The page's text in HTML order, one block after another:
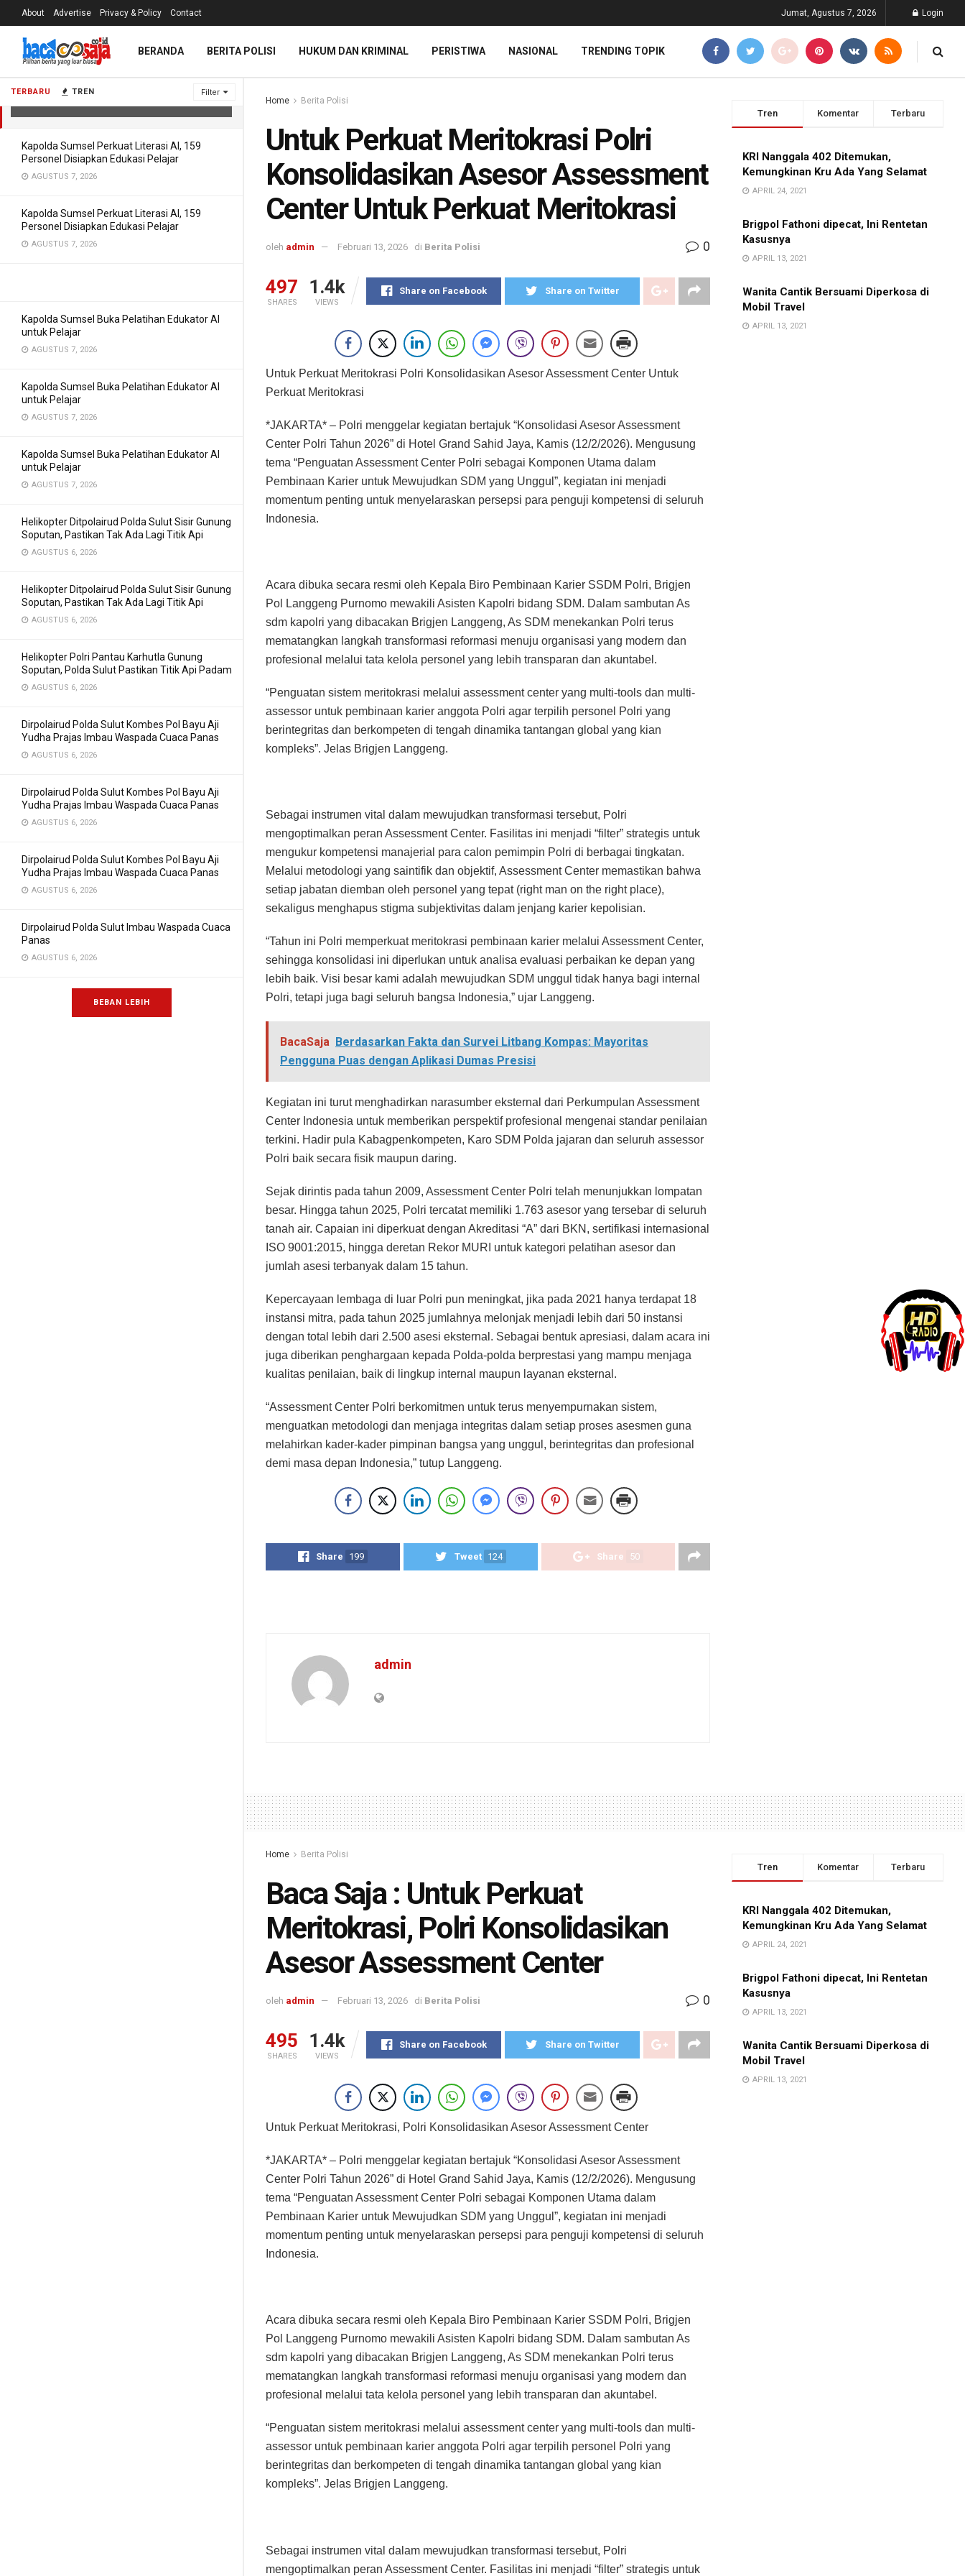
TERBARU TREN Filter
Untuk Perkuat Meritokrasi Polri
Konsolidasikan Asesor Assessment
Kapolda Sumsel Perkuat Literasi AI, 159
Personel Disiapkan Edukasi Pelajar
AGUSTUS 7, 2026
Kapolda Sumsel Perkuat Literasi AI, 159
Personel Disiapkan Edukasi Pelajar
AGUSTUS 7, 2026
Kapolda Sumsel Buka Pelatihan Edukator AI
untuk Pelajar
AGUSTUS 7, 2026
Kapolda Sumsel Buka Pelatihan Edukator AI
untuk Pelajar
AGUSTUS 7, 2026
Kapolda Sumsel Buka Pelatihan Edukator AI
untuk Pelajar
AGUSTUS 7, 2026
Helikopter Ditpolairud Polda Sulut Sisir Gunung
Soputan, Pastikan Tak Ada Lagi Titik Api
AGUSTUS 6, 2026
Helikopter Ditpolairud Polda Sulut Sisir Gunung
Soputan, Pastikan Tak Ada Lagi Titik Api
AGUSTUS 6, 2026
Helikopter Polri Pantau Karhutla Gunung
Soputan, Polda Sulut Pastikan Titik Api Padam
AGUSTUS 6, 2026
Dirpolairud Polda Sulut Kombes Pol Bayu Aji
Yudha Prajas Imbau Waspada Cuaca Panas
AGUSTUS 6, 2026
Dirpolairud Polda Sulut Kombes Pol Bayu Aji
Yudha Prajas Imbau Waspada Cuaca Panas
AGUSTUS 6, 2026
Dirpolairud Polda Sulut Kombes Pol Bayu Aji
Yudha Prajas Imbau Waspada Cuaca Panas
AGUSTUS 6, 2026
Dirpolairud Polda Sulut Imbau Waspada Cuaca
Panas
AGUSTUS 6, 2026
BEBAN LEBIH
About Advertise Privacy & Policy Contact Jumat, Agustus 7, 2026 Login
BERANDA BERITA POLISI HUKUM DAN KRIMINAL PERISTIWA NASIONAL TRENDING TOPIK
Home Berita Polisi
Untuk Perkuat Meritokrasi Polri
Konsolidasikan Asesor Assessment
Center Untuk Perkuat Meritokrasi
oleh admin Februari 13, 2026 di Berita Polisi 0
497
SHARES
1.4k
VIEWS
Share on Facebook Share on Twitter
Untuk Perkuat Meritokrasi Polri Konsolidasikan Asesor Assessment Center Untuk
Perkuat Meritokrasi
*JAKARTA* – Polri menggelar kegiatan bertajuk “Konsolidasi Asesor Assessment
Center Polri Tahun 2026” di Hotel Grand Sahid Jaya, Kamis (12/2/2026). Mengusung
tema “Penguatan Assessment Center Polri sebagai Komponen Utama dalam
Pembinaan Karier untuk Mewujudkan SDM yang Unggul”, kegiatan ini menjadi
momentum penting untuk menyelaraskan persepsi para penguji kompetensi di seluruh
Indonesia.
Acara dibuka secara resmi oleh Kepala Biro Pembinaan Karier SSDM Polri, Brigjen
Pol Langgeng Purnomo mewakili Asisten Kapolri bidang SDM. Dalam sambutan As
sdm kapolri yang dibacakan Brigjen Langgeng, As SDM menekankan Polri terus
mematangkan langkah transformasi reformasi menuju organisasi yang modern dan
profesional melalui tata kelola personel yang lebih transparan dan akuntabel.
“Penguatan sistem meritokrasi melalui assessment center yang multi-tools dan multi-
assessor untuk pembinaan karier anggota Polri agar terpilih personel Polri yang
berintegritas dan berkompeten di tengah dinamika tantangan global yang kian
kompleks”. Jelas Brigjen Langgeng.
Sebagai instrumen vital dalam mewujudkan transformasi tersebut, Polri
mengoptimalkan peran Assessment Center. Fasilitas ini menjadi “filter” strategis untuk
mengukur kompetensi manajerial para calon pemimpin Polri di berbagai tingkatan.
Melalui metodologi yang saintifik dan objektif, Assessment Center memastikan bahwa
setiap jabatan diemban oleh personel yang tepat (right man on the right place),
sekaligus menghapus stigma subjektivitas dalam jenjang karier kepolisian.
“Tahun ini Polri memperkuat meritokrasi pembinaan karier melalui Assessment Center,
sehingga konsolidasi ini diperlukan untuk analisa evaluasi perbaikan ke depan yang
lebih baik. Visi besar kami adalah mewujudkan SDM unggul tidak hanya bagi internal
Polri, tetapi juga bagi seluruh bangsa Indonesia,” ujar Langgeng.
BacaSaja Berdasarkan Fakta dan Survei Litbang Kompas: Mayoritas
Pengguna Puas dengan Aplikasi Dumas Presisi
Kegiatan ini turut menghadirkan narasumber eksternal dari Perkumpulan Assessment
Center Indonesia untuk memberikan perspektif profesional mengenai standar penilaian
terkini. Hadir pula Kabagpenkompeten, Karo SDM Polda jajaran dan seluruh assessor
Polri baik secara fisik maupun daring.
Sejak dirintis pada tahun 2009, Assessment Center Polri telah menunjukkan lompatan
besar. Hingga tahun 2025, Polri tercatat memiliki 1.763 asesor yang tersebar di seluruh
tanah air. Capaian ini diperkuat dengan Akreditasi “A” dari BKN, sertifikasi internasional
ISO 9001:2015, hingga deretan Rekor MURI untuk kategori pelatihan asesor dan
jumlah asesi terbanyak dalam 15 tahun.
Kepercayaan lembaga di luar Polri pun meningkat, jika pada 2021 hanya terdapat 18
instansi mitra, pada tahun 2025 jumlahnya melonjak menjadi lebih dari 50 instansi
dengan total lebih dari 2.500 asesi eksternal. Sebagai bentuk apresiasi, dalam acara ini
juga diberikan penghargaan kepada Polda-polda berprestasi yang mampu menjaga
kualitas penilaian, baik di lingkup internal maupun layanan eksternal.
“Assessment Center Polri berkomitmen untuk terus menyempurnakan sistem,
menguatkan metodologi dan menjaga integritas dalam setiap proses asesmen guna
melahirkan kader-kader pimpinan bangsa yang unggul, berintegritas dan profesional
demi masa depan Indonesia,” tutup Langgeng.
Share 199 Tweet 124 Share 50
admin
Tren Komentar Terbaru
KRI Nanggala 402 Ditemukan,
Kemungkinan Kru Ada Yang Selamat
APRIL 24, 2021
Brigpol Fathoni dipecat, Ini Rentetan
Kasusnya
APRIL 13, 2021
Wanita Cantik Bersuami Diperkosa di
Mobil Travel
APRIL 13, 2021
Home Berita Polisi
Baca Saja : Untuk Perkuat
Meritokrasi, Polri Konsolidasikan
Asesor Assessment Center
oleh admin Februari 13, 2026 di Berita Polisi 0
495
SHARES
1.4k
VIEWS
Share on Facebook Share on Twitter
Untuk Perkuat Meritokrasi, Polri Konsolidasikan Asesor Assessment Center
*JAKARTA* – Polri menggelar kegiatan bertajuk “Konsolidasi Asesor Assessment
Center Polri Tahun 2026” di Hotel Grand Sahid Jaya, Kamis (12/2/2026). Mengusung
tema “Penguatan Assessment Center Polri sebagai Komponen Utama dalam
Pembinaan Karier untuk Mewujudkan SDM yang Unggul”, kegiatan ini menjadi
momentum penting untuk menyelaraskan persepsi para penguji kompetensi di seluruh
Indonesia.
Acara dibuka secara resmi oleh Kepala Biro Pembinaan Karier SSDM Polri, Brigjen
Pol Langgeng Purnomo mewakili Asisten Kapolri bidang SDM. Dalam sambutan As
sdm kapolri yang dibacakan Brigjen Langgeng, As SDM menekankan Polri terus
mematangkan langkah transformasi reformasi menuju organisasi yang modern dan
profesional melalui tata kelola personel yang lebih transparan dan akuntabel.
“Penguatan sistem meritokrasi melalui assessment center yang multi-tools dan multi-
assessor untuk pembinaan karier anggota Polri agar terpilih personel Polri yang
berintegritas dan berkompeten di tengah dinamika tantangan global yang kian
kompleks”. Jelas Brigjen Langgeng.
Sebagai instrumen vital dalam mewujudkan transformasi tersebut, Polri
mengoptimalkan peran Assessment Center. Fasilitas ini menjadi “filter” strategis untuk
Tren Komentar Terbaru
KRI Nanggala 402 Ditemukan,
Kemungkinan Kru Ada Yang Selamat
APRIL 24, 2021
Brigpol Fathoni dipecat, Ini Rentetan
Kasusnya
APRIL 13, 2021
Wanita Cantik Bersuami Diperkosa di
Mobil Travel
APRIL 13, 2021